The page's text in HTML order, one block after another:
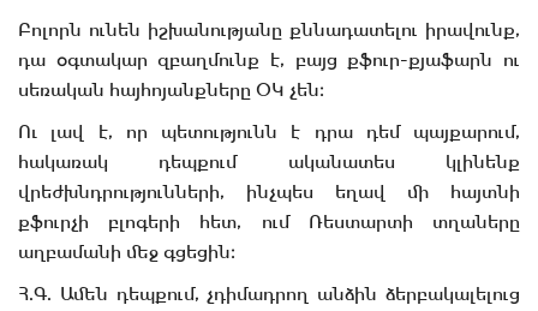
Բոլորն ունեն իշխանությանը քննադատելու իրավունք,
դա օգտակար զբաղմունք է, բայց քֆուր-քյաֆարն ու
սեռական հայհոյանքները ՕԿ չեն։
Ու լավ է, որ պետությունն է դրա դեմ պայքարում,
հակառակ դեպքում ականատես կլինենք
վրեժխնդրությունների, ինչպես եղավ մի հայտնի
քֆուրչի բլոգերի հետ, ում Ռեստարտի տղաները
աղբամանի մեջ գցեցին։
Հ.Գ. Ամեն դեպքում, չդիմադրող անձին ձերբակալելուց